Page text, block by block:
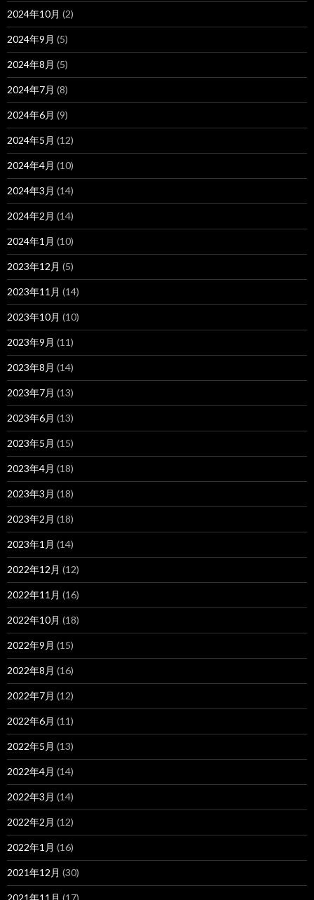
2024年10月 (2)
2024年9月 (5)
2024年8月 (5)
2024年7月 (8)
2024年6月 (9)
2024年5月 (12)
2024年4月 (10)
2024年3月 (14)
2024年2月 (14)
2024年1月 (10)
2023年12月 (5)
2023年11月 (14)
2023年10月 (10)
2023年9月 (11)
2023年8月 (14)
2023年7月 (13)
2023年6月 (13)
2023年5月 (15)
2023年4月 (18)
2023年3月 (18)
2023年2月 (18)
2023年1月 (14)
2022年12月 (12)
2022年11月 (16)
2022年10月 (18)
2022年9月 (15)
2022年8月 (16)
2022年7月 (12)
2022年6月 (11)
2022年5月 (13)
2022年4月 (14)
2022年3月 (14)
2022年2月 (12)
2022年1月 (16)
2021年12月 (30)
2021年11月 (17)